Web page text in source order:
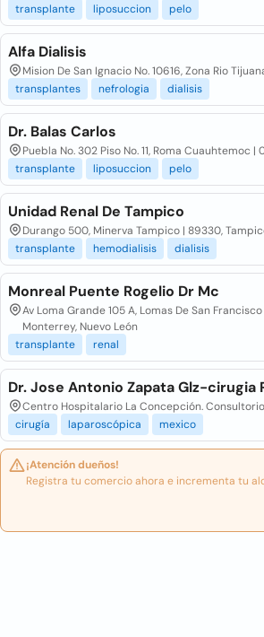
transplante
liposuccion pelo
Alfa Dialisis
Mision De San Ignacio No. 10616, Zona Rio
transplantes
nefrologia dialisis
Dr. Balas Carlos
Puebla No. 302 Piso No. 11, Roma
transplante
liposuccion pelo
Unidad Renal De Tampico
Durango 500, Minerva Tampico | 89330,
transplante
hemodialisis dialisis
Monreal Puente Rogelio Dr Mc
Av Loma Grande 105 A, Lomas De San
Monterrey, Nuevo León
transplante
renal
Dr. Jose Antonio Zapata Glz-cirugia
Centro Hospitalario La Concepción.
cirugía
laparoscópica mexico
¡Atención dueños!
Registra tu comercio ahora e incrementa tu